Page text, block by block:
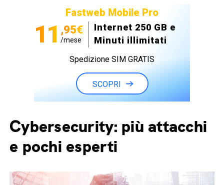
Fastweb Mobile Pro
11 ,95€
/mese
Internet 250 GB e
Minuti illimitati
Spedizione SIM GRATIS
SCOPRI
Cybersecurity: più attacchi
e pochi esperti